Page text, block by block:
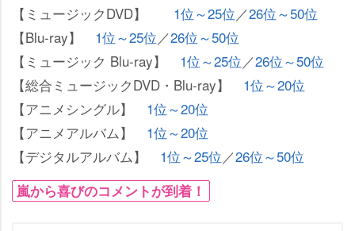
【ミュージックDVD】 1位～25位／26位～50位
【Blu-ray】 1位～25位／26位～50位
【ミュージック Blu-ray】 1位～25位／26位～50位
【総合ミュージックDVD・Blu-ray】 1位～20位
【アニメシングル】 1位～20位
【アニメアルバム】 1位～20位
【デジタルアルバム】 1位～25位／26位～50位
嵐から喜びのコメントが到着！